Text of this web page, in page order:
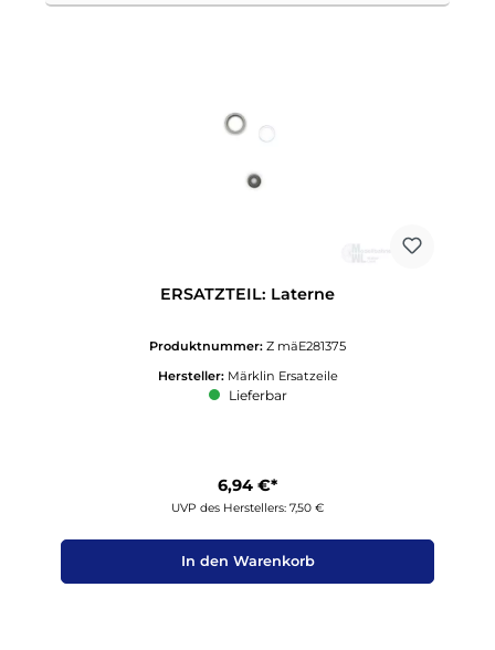
ERSATZTEIL: Laterne
Produktnummer: Z mäE281375
Hersteller: Märklin Ersatzeile
Lieferbar
6,94 €*
UVP des Herstellers: 7,50 €
In den Warenkorb